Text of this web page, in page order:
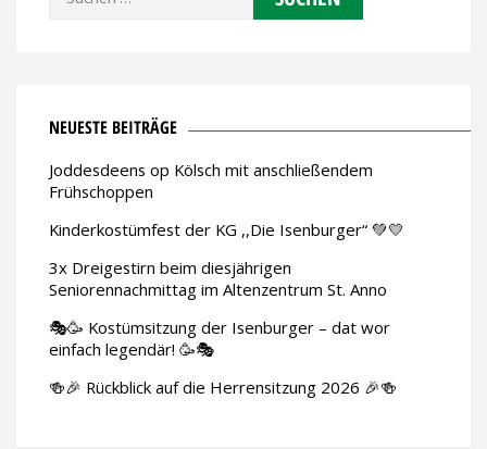
NEUESTE BEITRÄGE
Joddesdeens op Kölsch mit anschließendem
Frühschoppen
Kinderkostümfest der KG ,,Die Isenburger“ 💚💛
3x Dreigestirn beim diesjährigen
Seniorennachmittag im Altenzentrum St. Anno
🎭🥳 Kostümsitzung der Isenburger – dat wor
einfach legendär! 🥳🎭
🍻🎉 Rückblick auf die Herrensitzung 2026 🎉🍻